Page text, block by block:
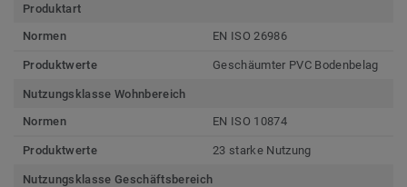
Produktart
Normen
EN ISO 26986
Produktwerte Geschäumter PVC Bodenbelag
Nutzungsklasse Wohnbereich
Normen
EN ISO 10874
Produktwerte 23 starke Nutzung
Nutzungsklasse Geschäftsbereich